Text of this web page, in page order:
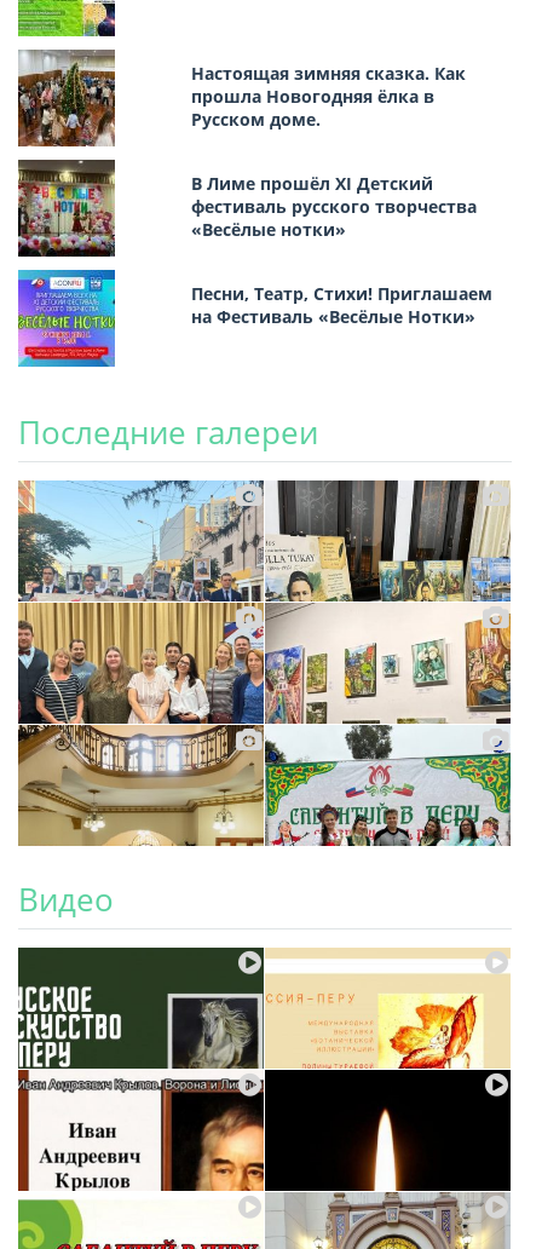
Настоящая зимняя сказка. Как
прошла Новогодняя ёлка в
Русском доме.
В Лиме прошёл XI Детский
фестиваль русского творчества
«Весёлые нотки»
Песни, Театр, Стихи! Приглашаем
на Фестиваль «Весёлые Нотки»
Последние галереи
Видео